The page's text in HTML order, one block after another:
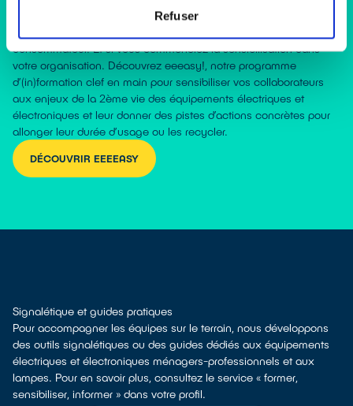
Refuser
La sensibilisation dans les organisations
consommateur. Et si vous commenciez la sensibilisation dans
votre organisation. Découvrez eeeasy!, notre programme
d’(in)formation clef en main pour sensibiliser vos collaborateurs
aux enjeux de la 2ème vie des équipements électriques et
électroniques et leur donner des pistes d’actions concrètes pour
allonger leur durée d’usage ou les recycler.
DÉCOUVRIR EEEEASY
Signalétique et guides pratiques
Pour accompagner les équipes sur le terrain, nous développons
des outils signalétiques ou des guides dédiés aux équipements
électriques et électroniques ménagers-professionnels et aux
lampes. Pour en savoir plus, consultez le service « former,
sensibiliser, informer » dans votre profil.